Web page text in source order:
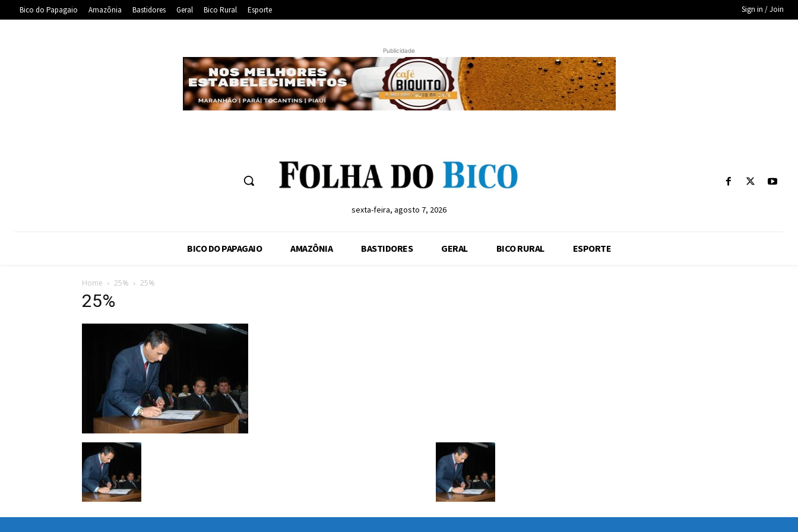
Bico do Papagaio Amazônia Bastidores Geral Bico Rural Esporte Sign in / Join
Publicidade
sexta-feira, agosto 7, 2026
BICO DO PAPAGAIO AMAZÔNIA BASTIDORES GERAL BICO RURAL ESPORTE
Home 25% 25%
25%